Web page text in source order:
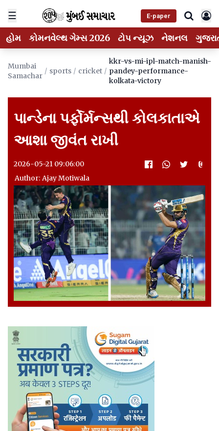
☰ E-paper
હોમ કોમનવેલ્થ ગેમ્સ 2026 ટોપ ન્યૂઝ નેશનલ
Mumbai
Samachar
/ sports / cricket /
kkr-vs-mi-ipl-match-manish-
pandey-performance-
kolkata-victory
પાન્ડેના પર્ફોર્મન્સથી કોલકાતાએ
આશા જીવંત રાખી
2026-05-21 09:06:00
Author: Ajay Motiwala